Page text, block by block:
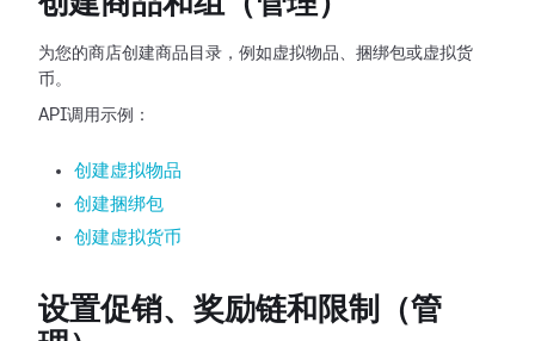
为您的商店创建商品目录，例如虚拟物品、捆绑包或虚拟货
币。
API调用示例：
创建虚拟物品
创建捆绑包
创建虚拟货币
设置促销、奖励链和限制（管